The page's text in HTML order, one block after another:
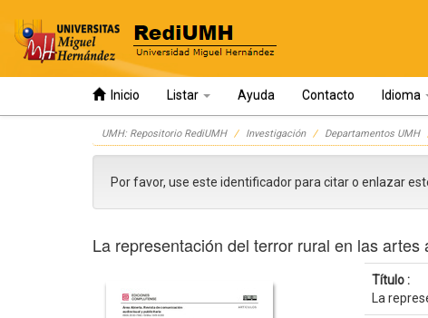
Inicio Listar Ayuda Contacto Idioma
UMH: Repositorio RediUMH Investigación Departamentos UMH
Por favor, use este identificador para citar o enlazar
La representación del terror rural en las artes
Título :
La